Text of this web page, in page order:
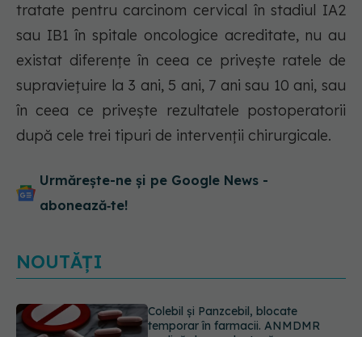
tratate pentru carcinom cervical în stadiul IA2
sau IB1 în spitale oncologice acreditate, nu au
existat diferențe în ceea ce privește ratele de
supraviețuire la 3 ani, 5 ani, 7 ani sau 10 ani, sau
în ceea ce privește rezultatele postoperatorii
după cele trei tipuri de intervenții chirurgicale.
Urmărește-ne și pe Google News -
abonează‑te!
NOUTĂȚI
Cum aleg medicii combinația
potrivită de medicamente pentru